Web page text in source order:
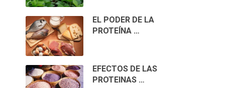
EL PODER DE LA
PROTEÍNA …
EFECTOS DE LAS
PROTEINAS …